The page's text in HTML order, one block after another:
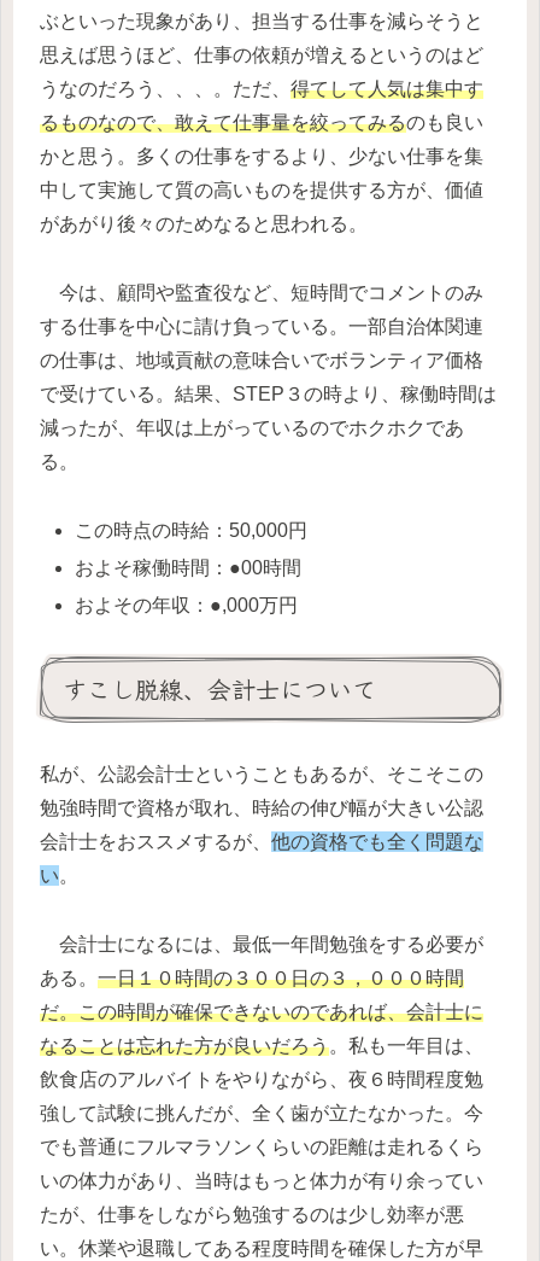
ぶといった現象があり、担当する仕事を減らそうと
思えば思うほど、仕事の依頼が増えるというのはど
うなのだろう、、、。ただ、 得てして人気は集中す
るものなので、敢えて仕事量を絞ってみるのも良い
かと思う。多くの仕事をするより、少ない仕事を集
中して実施して質の高いものを提供する方が、価値
があがり後々のためなると思われる。
今は、顧問や監査役など、短時間でコメントのみ
する仕事を中心に請け負っている。一部自治体関連
の仕事は、地域貢献の意味合いでボランティア価格
で受けている。結果、STEP３の時より、稼働時間は
減ったが、年収は上がっているのでホクホクであ
る。
この時点の時給：50,000円
およそ稼働時間：●00時間
およその年収：●,000万円
すこし脱線、会計士について
私が、公認会計士ということもあるが、そこそこの
勉強時間で資格が取れ、時給の伸び幅が大きい公認
会計士をおススメするが、 他の資格でも全く問題な
い。
会計士になるには、最低一年間勉強をする必要が
ある。 一日１０時間の３００日の３，０００時間
だ。この時間が確保できないのであれば、会計士に
なることは忘れた方が良いだろう。私も一年目は、
飲食店のアルバイトをやりながら、夜６時間程度勉
強して試験に挑んだが、全く歯が立たなかった。今
でも普通にフルマラソンくらいの距離は走れるくら
いの体力があり、当時はもっと体力が有り余ってい
たが、仕事をしながら勉強するのは少し効率が悪
い。休業や退職してある程度時間を確保した方が早